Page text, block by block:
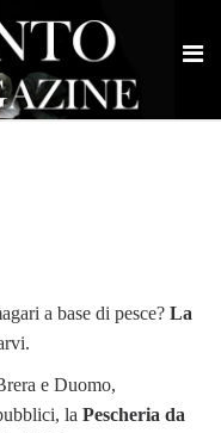
a base di pesce? La
e Duomo,
la Pescheria da